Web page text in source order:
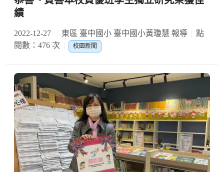
績
2022-12-27 東區 臺中國小 臺中國小黃瓊慧 報導
點
閱數：476 次
校園新聞